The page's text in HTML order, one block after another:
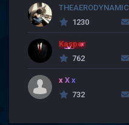
THEAERODYNAMIC
1230
Kasper
762
x X x
732